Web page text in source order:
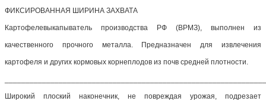
ФИКСИРОВАННАЯ ШИРИНА ЗАХВАТА
Картофелевыкапыватель производства РФ (ВРМЗ), выполнен из
качественного прочного металла. Предназначен для извлечения
картофеля и других кормовых корнеплодов из почв средней плотности.
Широкий плоский наконечник, не повреждая урожая, подрезает